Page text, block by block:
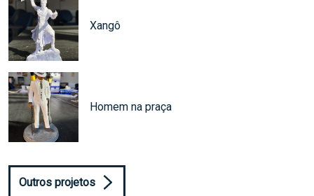
Xangô
Homem na praça
Outros projetos